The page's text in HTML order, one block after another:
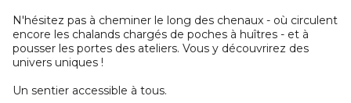
N'hésitez pas à cheminer le long des chenaux - où circulent
encore les chalands chargés de poches à huîtres - et à
pousser les portes des ateliers. Vous y découvrirez des
univers uniques !
Un sentier accessible à tous.